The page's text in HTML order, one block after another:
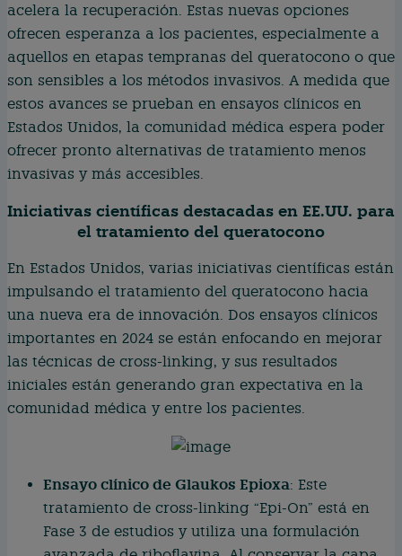
acelera la recuperación. Estas nuevas opciones
ofrecen esperanza a los pacientes, especialmente a
aquellos en etapas tempranas del queratocono o que
son sensibles a los métodos invasivos. A medida que
estos avances se prueban en ensayos clínicos en
Estados Unidos, la comunidad médica espera poder
ofrecer pronto alternativas de tratamiento menos
invasivas y más accesibles.
Iniciativas científicas destacadas en EE.UU. para
el tratamiento del queratocono
En Estados Unidos, varias iniciativas científicas están
impulsando el tratamiento del queratocono hacia
una nueva era de innovación. Dos ensayos clínicos
importantes en 2024 se están enfocando en mejorar
las técnicas de cross-linking, y sus resultados
iniciales están generando gran expectativa en la
comunidad médica y entre los pacientes.
Ensayo clínico de Glaukos Epioxa: Este
tratamiento de cross-linking “Epi-On” está en
Fase 3 de estudios y utiliza una formulación